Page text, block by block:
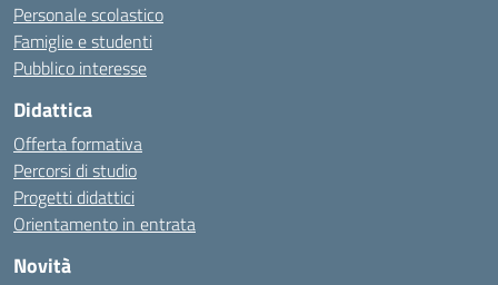
Personale scolastico
Famiglie e studenti
Pubblico interesse
Didattica
Offerta formativa
Percorsi di studio
Progetti didattici
Orientamento in entrata
Novità